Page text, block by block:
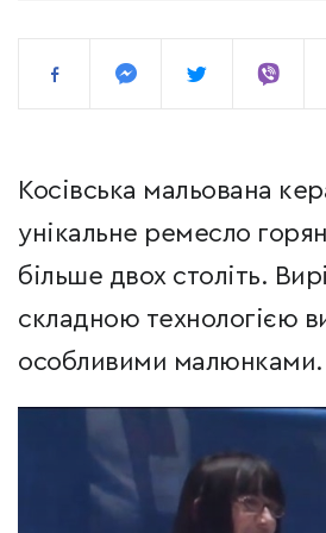
Косівська мальована
унікальне ремесло
більше двох століть.
складною технологією
особливими малюнками.